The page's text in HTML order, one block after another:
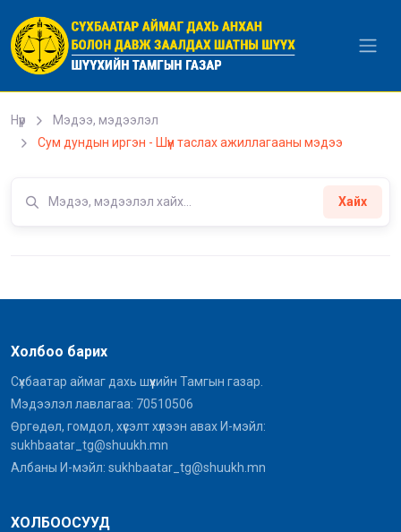
Нүүр
Мэдээ, мэдээлэл
Сум дундын иргэн - Шүүн таслах ажиллагааны мэдээ
Хайх
Холбоо барих
Сүхбаатар аймаг дахь шүүхийн Тамгын газар.
Мэдээлэл лавлагаа: 70510506
Өргөдөл, гомдол, хүсэлт хүлээн авах И-мэйл:
sukhbaatar_tg@shuukh.mn
Албаны И-мэйл: sukhbaatar_tg@shuukh.mn
ХОЛБООСУУД